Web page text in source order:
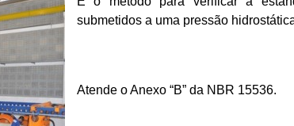
submetidos a uma pressão
Atende o Anexo “B” da NBR 15536.